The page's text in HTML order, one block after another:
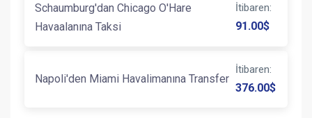
Schaumburg'dan Chicago O'Hare
Havaalanına Taksi
İtibaren:
91.00$
Napoli'den Miami Havalimanına Transfer
İtibaren:
376.00$